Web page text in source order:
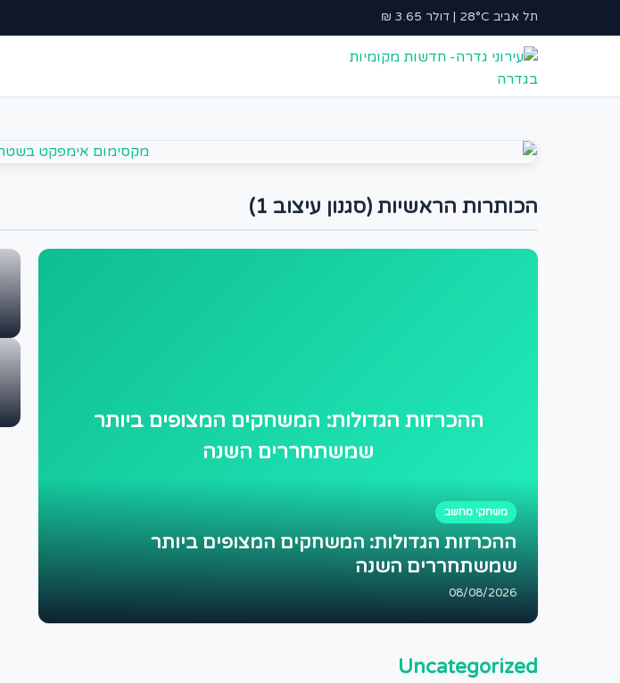
תל אביב 28°C | דולר 3.65 ₪
הכותרות הראשיות (סגנון עיצוב 1)
ההכרזות הגדולות: המשחקים המצופים ביותר
שמשתחררים השנה
משחקי מחשב
ההכרזות הגדולות: המשחקים המצופים ביותר
שמשתחררים השנה
08/08/2026
Uncategorized